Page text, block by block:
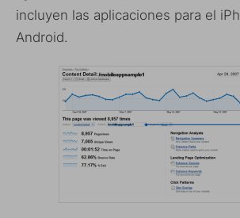
incluyen las aplicaciones para el
Android.